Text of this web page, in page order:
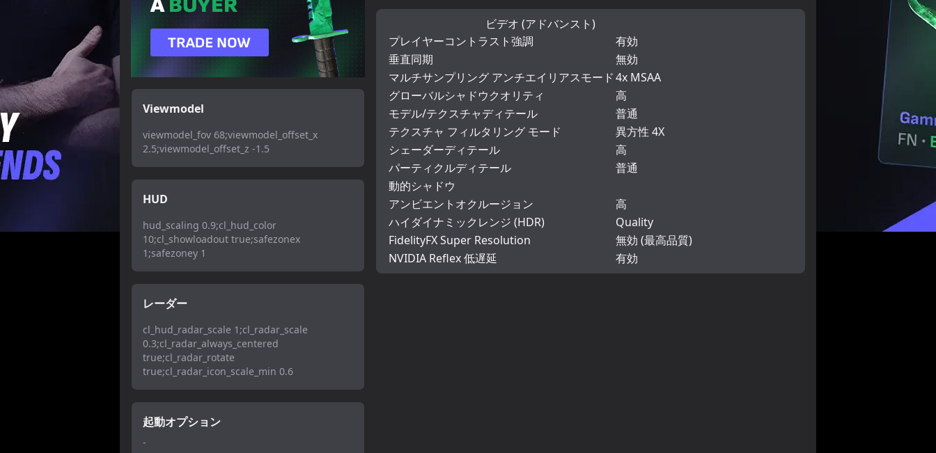
Viewmodel
viewmodel_fov 68;viewmodel_offset_x
2.5;viewmodel_offset_z -1.5
HUD
hud_scaling 0.9;cl_hud_color
10;cl_showloadout true;safezonex
1;safezoney 1
レーダー
cl_hud_radar_scale 1;cl_radar_scale
0.3;cl_radar_always_centered
true;cl_radar_rotate
true;cl_radar_icon_scale_min 0.6
起動オプション
-
ビデオ (アドバンスト)
プレイヤーコントラスト強調
有効
垂直同期
無効
マルチサンプリング アンチエイリアスモード4x MSAA
グローバルシャドウクオリティ
高
モデル/テクスチャディテール
普通
テクスチャ フィルタリング モード
異方性 4X
シェーダーディテール
高
パーティクルディテール
普通
動的シャドウ
アンビエントオクルージョン
高
ハイダイナミックレンジ (HDR)
Quality
FidelityFX Super Resolution
無効 (最高品質)
NVIDIA Reflex 低遅延
有効